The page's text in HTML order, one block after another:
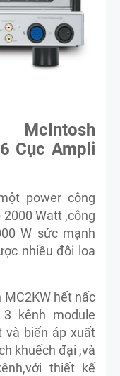
Cục Ampli
power công
Watt ,công
W sức mạnh
nhiều đôi loa
hết nấc
kênh module
và biến áp xuất
khuếch đại ,và
thiết kế